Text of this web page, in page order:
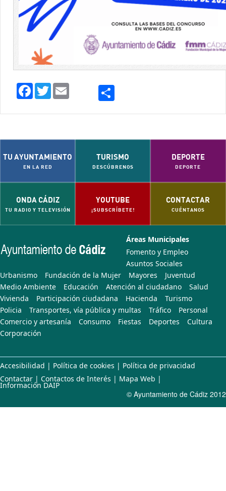
Facebook
Twitter
TU AYUNTAMIENTO
EN LA RED
TURISMO
DESCÚBRENOS
DEPORTE
DEPORTE
ONDA CÁDIZ
TU RADIO Y TELEVISIÓN
YOUTUBE
¡SUBSCRÍBETE!
CONTACTAR
CUÉNTANOS
Áreas Municipales
Fomento y Empleo
Asuntos Sociales
Urbanismo
Fundación de la Mujer Mayores
Juventud
Medio Ambiente
Educación Atención al ciudadano
Salud
Vivienda
Participación ciudadana Hacienda
Turismo
Policia
Transportes, vía pública y multas Tráfico
Personal
Comercio y artesanía
Consumo Fiestas Deportes
Cultura
Corporación
Accesibilidad | Política de cookies | Política de privacidad
Contactar | Contactos de Interés | Mapa Web |
Información DAIP
© Ayuntamiento de Cádiz 2012